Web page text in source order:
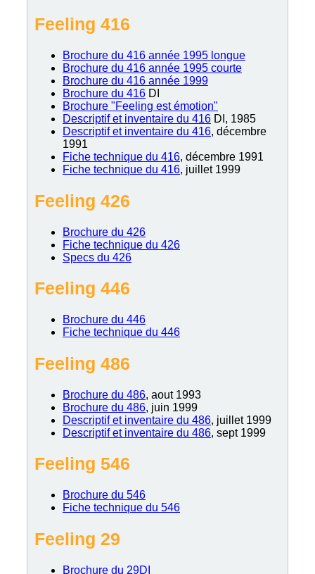
Feeling 416
Brochure du 416 année 1995 longue
Brochure du 416 année 1995 courte
Brochure du 416 année 1999
Brochure du 416 DI
Brochure "Feeling est émotion"
Descriptif et inventaire du 416 DI, 1985
Descriptif et inventaire du 416, décembre
1991
Fiche technique du 416, décembre 1991
Fiche technique du 416, juillet 1999
Feeling 426
Brochure du 426
Fiche technique du 426
Specs du 426
Feeling 446
Brochure du 446
Fiche technique du 446
Feeling 486
Brochure du 486, aout 1993
Brochure du 486, juin 1999
Descriptif et inventaire du 486, juillet 1999
Descriptif et inventaire du 486, sept 1999
Feeling 546
Brochure du 546
Fiche technique du 546
Feeling 29
Brochure du 29DI